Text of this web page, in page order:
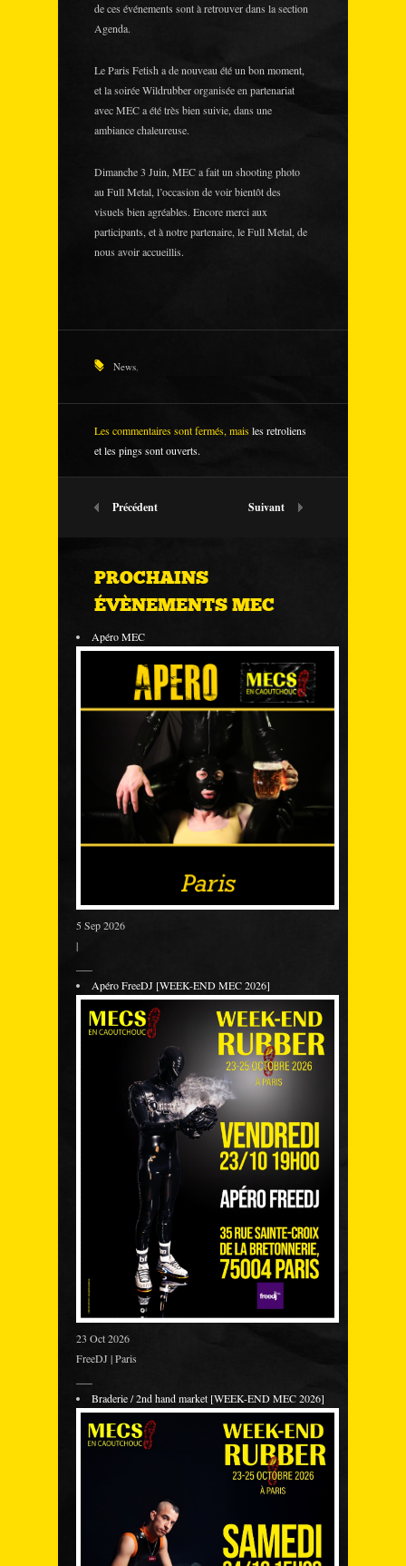
de ces événements sont à retrouver dans la section
Agenda.
Le Paris Fetish a de nouveau été un bon moment,
et la soirée Wildrubber organisée en partenariat
avec MEC a été très bien suivie, dans une
ambiance chaleureuse.
Dimanche 3 Juin, MEC a fait un shooting photo
au Full Metal, l’occasion de voir bientôt des
visuels bien agréables. Encore merci aux
participants, et à notre partenaire, le Full Metal, de
nous avoir accueillis.
News,
Les commentaires sont fermés, maisles retroliens
et les pings sont ouverts.
Précédent Suivant
PROCHAINS
ÉVÈNEMENTS MEC
Apéro MEC
5 Sep 2026
|
Apéro FreeDJ [WEEK-END MEC 2026]
23 Oct 2026
FreeDJ | Paris
Braderie / 2nd hand market [WEEK-END MEC 2026]